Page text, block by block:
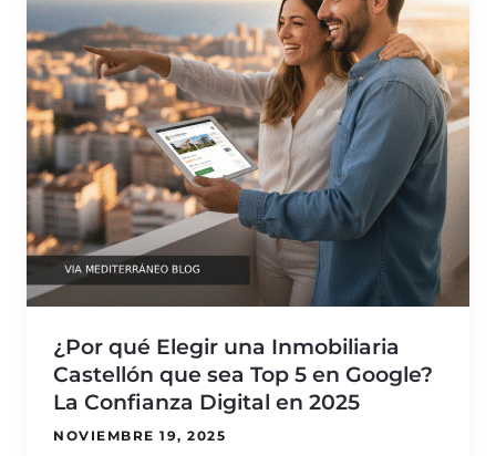
¿Por qué Elegir una Inmobiliaria
Castellón que sea Top 5 en Google?
La Confianza Digital en 2025
NOVIEMBRE 19, 2025